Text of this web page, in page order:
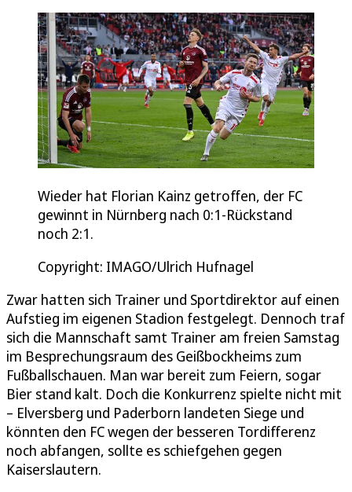
Wieder hat Florian Kainz getroffen, der FC
gewinnt in Nürnberg nach 0:1-Rückstand
noch 2:1.
Copyright: IMAGO/Ulrich Hufnagel
Zwar hatten sich Trainer und Sportdirektor auf einen
Aufstieg im eigenen Stadion festgelegt. Dennoch traf
sich die Mannschaft samt Trainer am freien Samstag
im Besprechungsraum des Geißbockheims zum
Fußballschauen. Man war bereit zum Feiern, sogar
Bier stand kalt. Doch die Konkurrenz spielte nicht mit
– Elversberg und Paderborn landeten Siege und
könnten den FC wegen der besseren Tordifferenz
noch abfangen, sollte es schiefgehen gegen
Kaiserslautern.